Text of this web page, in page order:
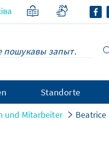
Standorte
und Mitarbeiter Beatrice